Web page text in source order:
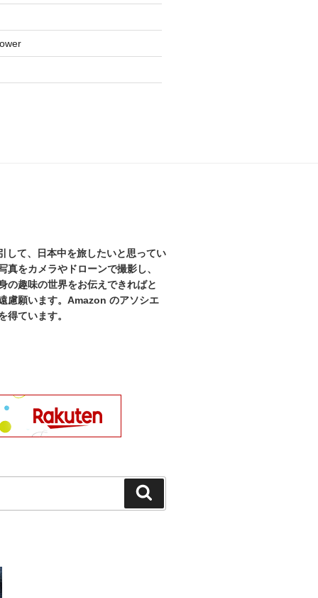
て、日本中を旅したいと思ってい
をカメラやドローンで撮影し、
の趣味の世界をお伝えできればと
慮願います。Amazon のアソシエ
得ています。
索